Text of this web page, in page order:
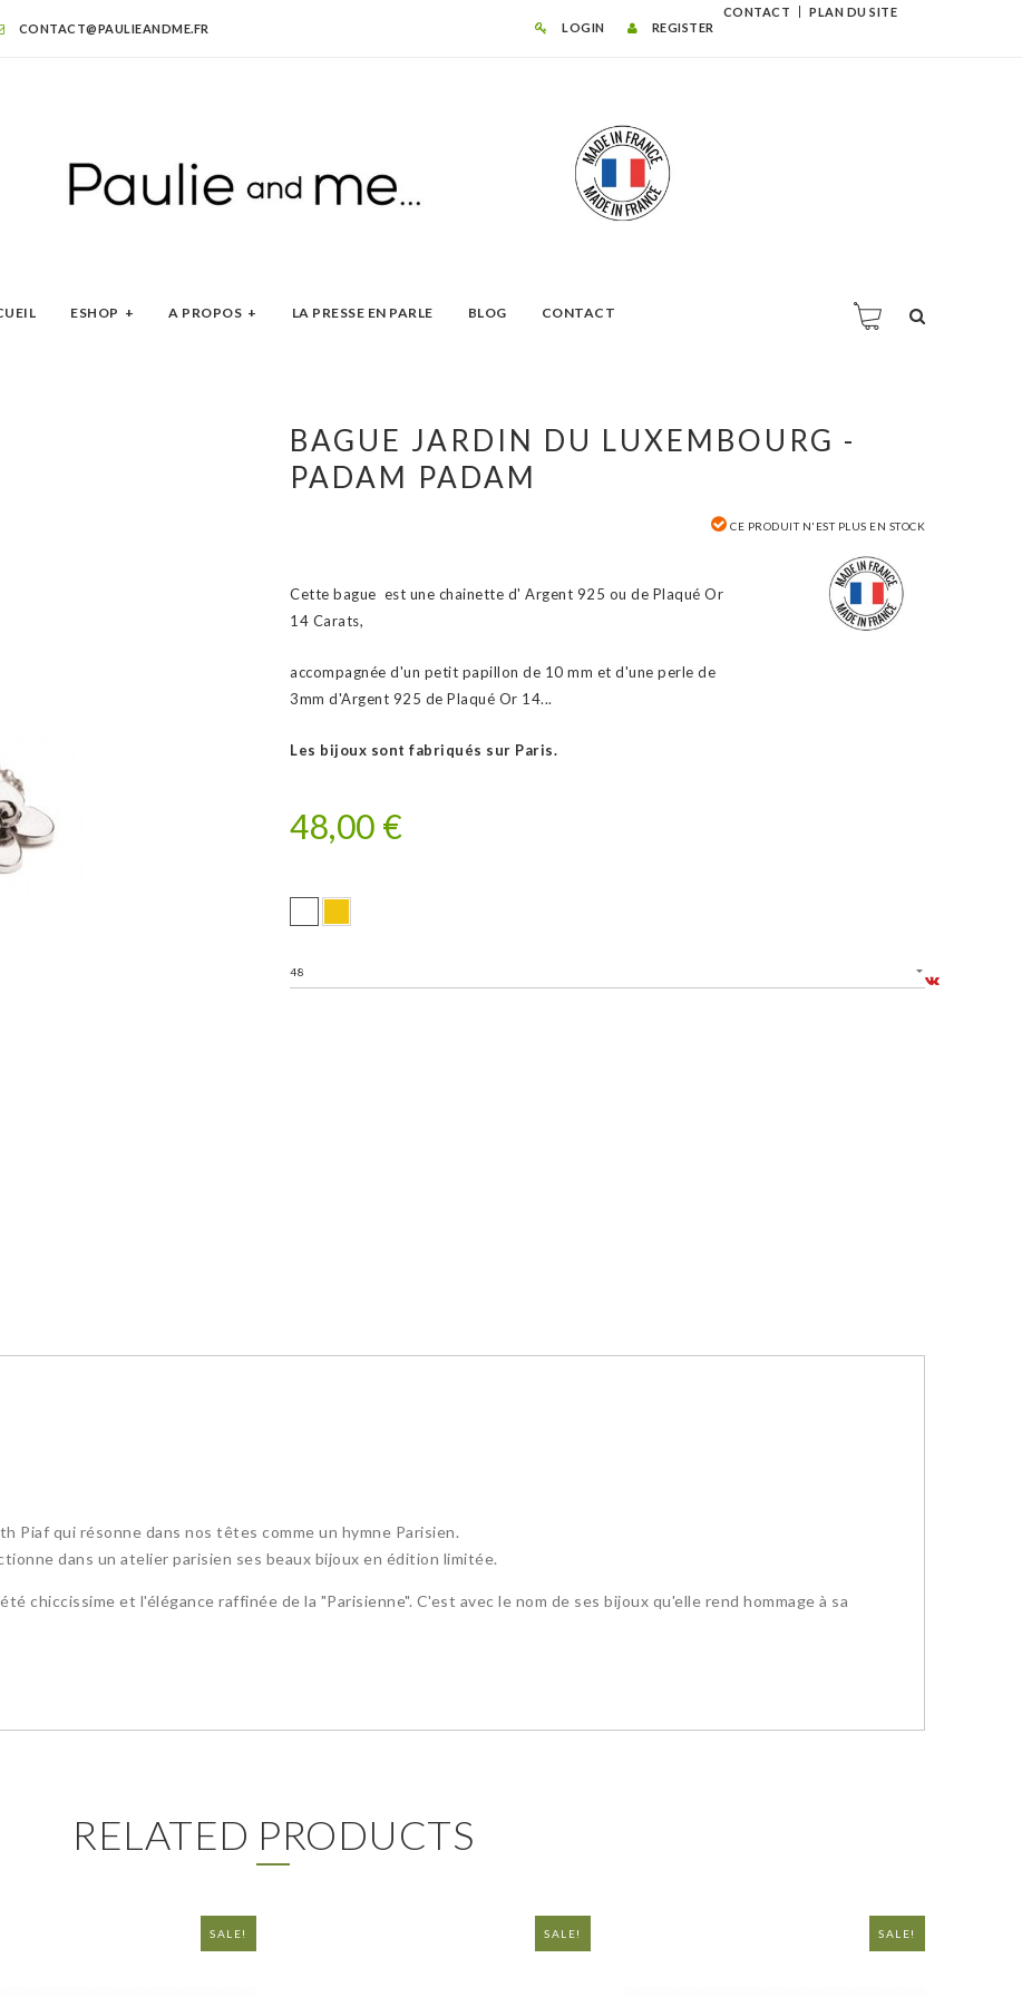
CONTACT@PAULIEANDME.FR LOGIN REGISTER
CONTACT PLAN DU SITE
ESHOP A PROPOS LA PRESSE EN PARLE BLOG CONTACT
BAGUE JARDIN DU LUXEMBOURG -
PADAM PADAM
CE PRODUIT N'EST PLUS EN STOCK
Cette bague est une chainette d' Argent 925 ou de Plaqué Or
14 Carats,
accompagnée d'un petit papillon de 10 mm et d'une perle de
3mm d'Argent 925 de Plaqué Or 14...
Les bijoux sont fabriqués sur Paris.
48,00 €
48
Piaf qui résonne dans nos têtes comme un hymne Parisien.
dans un atelier parisien ses beaux bijoux en édition limitée.
chiccissime et l'élégance raffinée de la "Parisienne". C'est avec le nom de ses bijoux qu'elle rend hommage à sa
RELATED PRODUCTS
NEW
SALE! NEW
SALE! NEW
SALE!